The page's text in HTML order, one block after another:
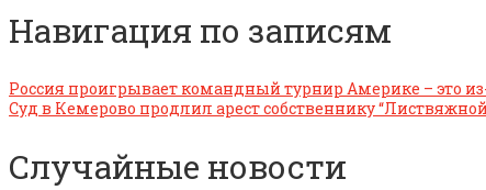
Навигация по записям
Россия проигрывает командный турнир Америке – это
Суд в Кемерово продлил арест собственнику
Случайные новости